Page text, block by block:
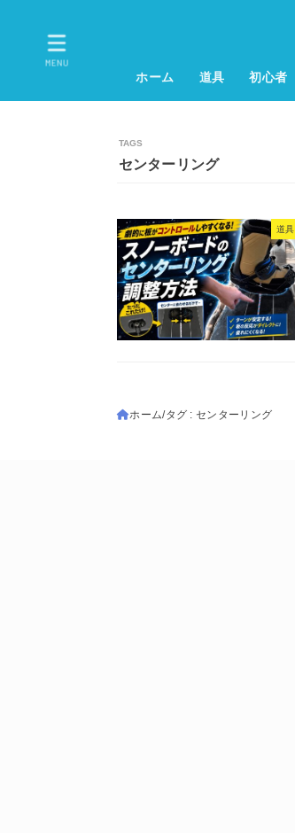
ホーム 道具 初心者
MENU
センターリング
道具
ホーム タグ : センターリング